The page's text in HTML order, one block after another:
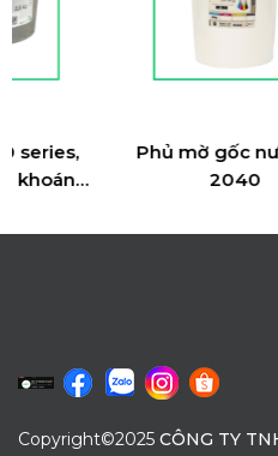
Phủ mờ gốc nước, AL
Copyright©2025 CÔNG TY